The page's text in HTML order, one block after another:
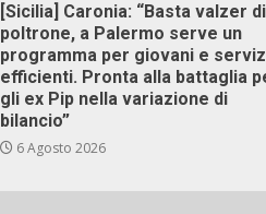
[Sicilia] Caronia: “Basta valzer di
poltrone, a Palermo serve un
programma per giovani e
efficienti. Pronta alla battaglia
gli ex Pip nella variazione di
bilancio”
6 Agosto 2026